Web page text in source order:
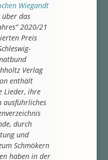
Wiegandt
über das
2020/21
Preis
Verlag
enthält
Lieder, ihre
ausführliches
durch
und
Schmökern
haben in der